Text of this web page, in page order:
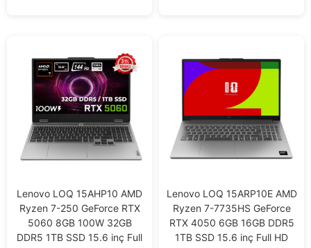
Lenovo LOQ 15AHP10 AMD
Ryzen 7-250 GeForce RTX
5060 8GB 100W 32GB
DDR5 1TB SSD 15.6 inç Full
Lenovo LOQ 15ARP10E AMD
Ryzen 7-7735HS GeForce
RTX 4050 6GB 16GB DDR5
1TB SSD 15.6 inç Full HD